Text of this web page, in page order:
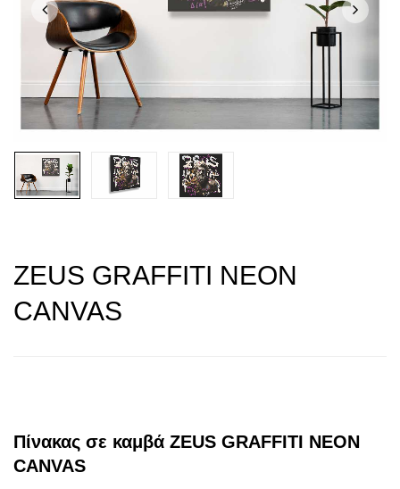
ZEUS GRAFFITI NEON
CANVAS
Πίνακας σε καμβά ZEUS GRAFFITI NEON
CANVAS